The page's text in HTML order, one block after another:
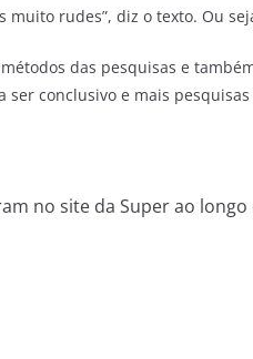
rudes”, diz o texto. Ou
das pesquisas e
conclusivo e mais
no site da Super ao longo